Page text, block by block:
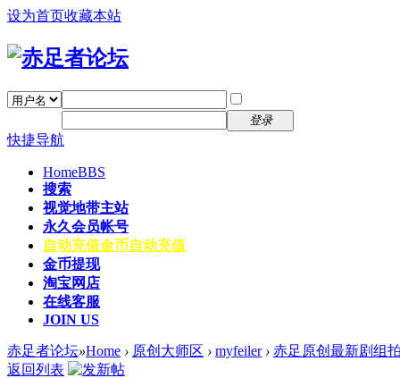
设为首页收藏本站
登录
快捷导航
HomeBBS
搜索
视觉地带主站
永久会员帐号
自动充值金币自动充值
金币提现
淘宝网店
在线客服
JOIN US
赤足者论坛»Home › 原创大师区 › myfeiler › 赤足原创最新剧组
返回列表